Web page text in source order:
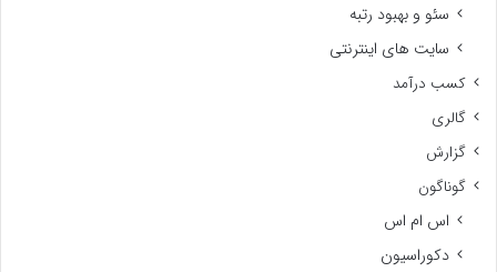
سئو و بهبود رتبه
سایت های اینترنتی
کسب درآمد
گالری
گزارش
گوناگون
اس ام اس
دکوراسیون